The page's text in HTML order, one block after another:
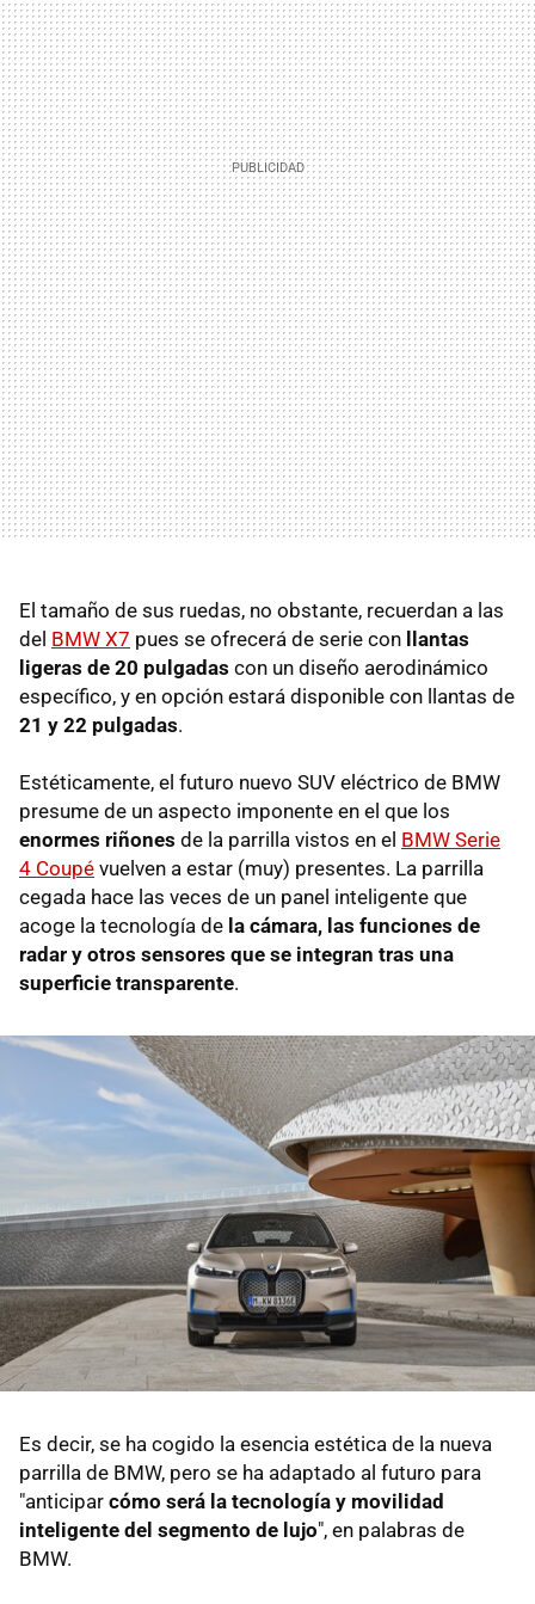
El tamaño de sus ruedas, no obstante, recuerdan a las
del BMW X7 pues se ofrecerá de serie con llantas
ligeras de 20 pulgadas con un diseño aerodinámico
específico, y en opción estará disponible con llantas de
21 y 22 pulgadas.
Estéticamente, el futuro nuevo SUV eléctrico de BMW
presume de un aspecto imponente en el que los
enormes riñones de la parrilla vistos en el BMW Serie
4 Coupé vuelven a estar (muy) presentes. La parrilla
cegada hace las veces de un panel inteligente que
acoge la tecnología de la cámara, las funciones de
radar y otros sensores que se integran tras una
superficie transparente.
Es decir, se ha cogido la esencia estética de la nueva
parrilla de BMW, pero se ha adaptado al futuro para
"anticipar cómo será la tecnología y movilidad
inteligente del segmento de lujo", en palabras de
BMW.